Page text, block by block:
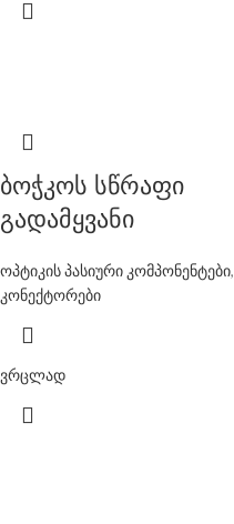
ბოჭკოს სწრაფი
გადამყვანი
ოპტიკის პასიური კომპონენტები,
კონექტორები
ვრცლად